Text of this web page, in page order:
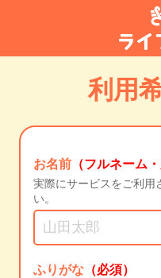
利用
お名前 （フルネーム・
実際にサービスをご利用
い。
ふりがな （必須）